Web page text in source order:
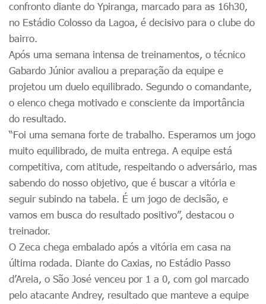
confronto diante do Ypiranga, marcado para as 16h30,
no Estádio Colosso da Lagoa, é decisivo para o clube do
bairro.
Após uma semana intensa de treinamentos, o técnico
Gabardo Júnior avaliou a preparação da equipe e
projetou um duelo equilibrado. Segundo o comandante,
o elenco chega motivado e consciente da importância
do resultado.
“Foi uma semana forte de trabalho. Esperamos um jogo
muito equilibrado, de muita entrega. A equipe está
competitiva, com atitude, respeitando o adversário, mas
sabendo do nosso objetivo, que é buscar a vitória e
seguir subindo na tabela. É um jogo de decisão, e
vamos em busca do resultado positivo”, destacou o
treinador.
O Zeca chega embalado após a vitória em casa na
última rodada. Diante do Caxias, no Estádio Passo
d’Areia, o São José venceu por 1 a 0, com gol marcado
pelo atacante Andrey, resultado que manteve a equipe